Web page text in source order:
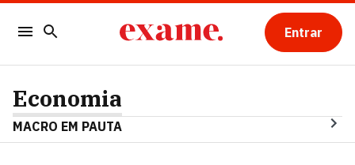
Entrar
Economia
MACRO EM PAUTA